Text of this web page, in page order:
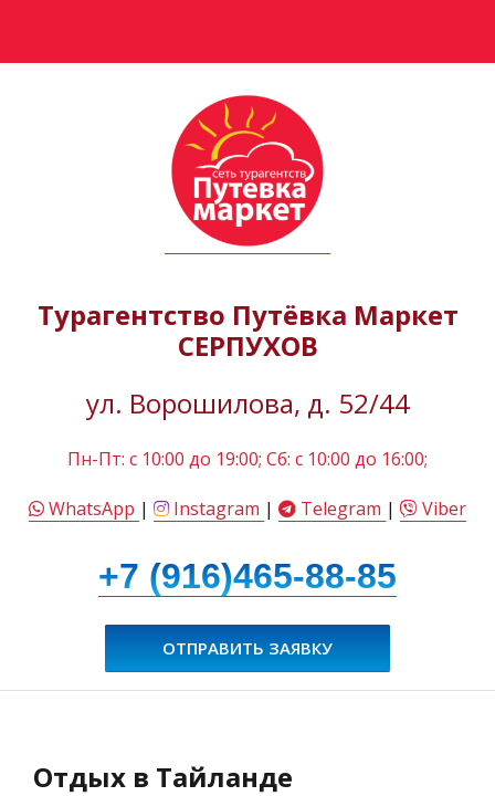
Турагентство Путёвка Маркет
СЕРПУХОВ
ул. Ворошилова, д. 52/44
Пн-Пт: c 10:00 до 19:00; Сб: с 10:00 до 16:00;
WhatsApp | Instagram | Telegram | Viber
+7 (916)465-88-85
ОТПРАВИТЬ ЗАЯВКУ
Отдых в Тайланде